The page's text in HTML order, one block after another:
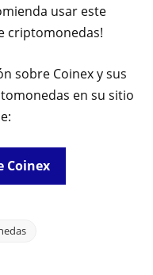
usar este
criptomonedas!
sobre Coinex y sus
en su sitio
Coinex